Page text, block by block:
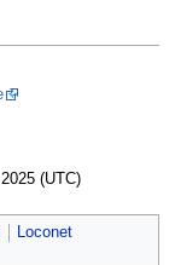
(UTC)
Loconet